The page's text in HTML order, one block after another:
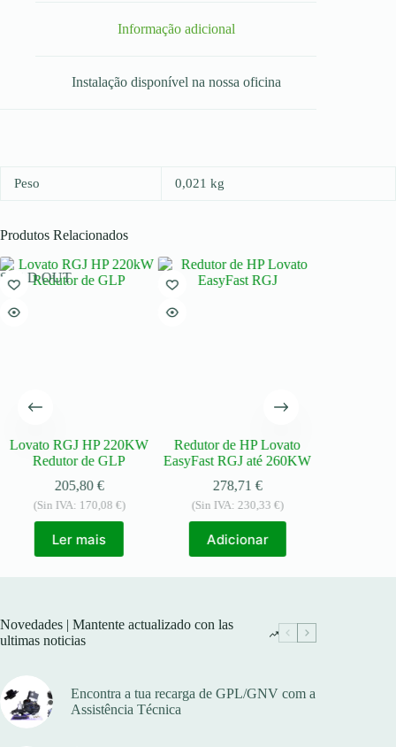
Informação adicional
Instalação disponível na nossa oficina
Peso 0,021 kg
Produtos Relacionados
SOLD OUT
Lovato RGJ HP 220KW
Redutor de GLP
205,80 €
(Sin IVA: 170,08 €)
Ler mais
Redutor de HP Lovato
EasyFast RGJ até 260KW
278,71 €
(Sin IVA: 230,33 €)
Adicionar
Novedades | Mantente actualizado con las
ultimas noticias
Encontra a tua recarga de GPL/GNV com a
Assistência Técnica